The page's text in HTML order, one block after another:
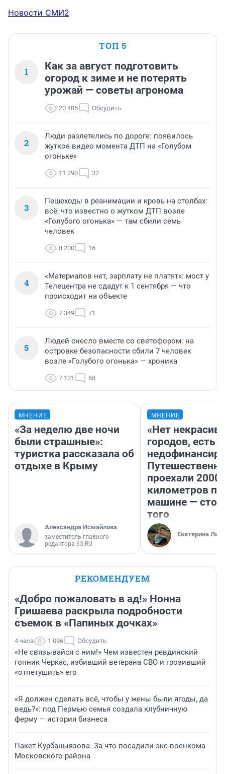
Новости СМИ2
ТОП 5
1
Как за август подготовить
огород к зиме и не потерять
урожай — советы агронома
20 485 Обсудить
2
Люди разлетелись по дороге: появилось
жуткое видео момента ДТП на «Голубом
огоньке»
11 290 32
3
Пешеходы в реанимации и кровь на столбах:
всё, что известно о жутком ДТП возле
«Голубого огонька» — там сбили семь
человек
8 200 16
4
«Материалов нет, зарплату не платят»: мост у
Телецентра не сдадут к 1 сентября — что
происходит на объекте
7 349 71
5
Людей снесло вместе со светофором: на
островке безопасности сбили 7 человек
возле «Голубого огонька» — хроника
7 121 68
МНЕНИЕ
«За неделю две ночи
были страшные»:
туристка рассказала об
отдыхе в Крыму
Александра Исмайлова
заместитель главного
редактора 63.RU
МНЕНИЕ
«Нет
городов, есть
проехали 2000
километров по
машине —
того
Екатерина
РЕКОМЕНДУЕМ
«Добро пожаловать в ад!» Нонна
Гришаева раскрыла подробности
съемок в «Папиных дочках»
4 часа 1 096 Обсудить
«Не связывайся с ним!» Чем известен ревдинский
гопник Черкас, избивший ветерана СВО и грозивший
«отпетушить» его
«Я должен сделать всё, чтобы у жены были ягоды, да
ведь?»: под Пермью семья создала клубничную
ферму — история бизнеса
Пакет Курбаныязова. За что посадили экс-военкома
Московского района